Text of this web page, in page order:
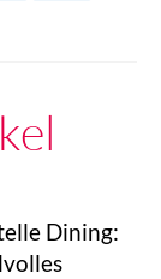
Dining: